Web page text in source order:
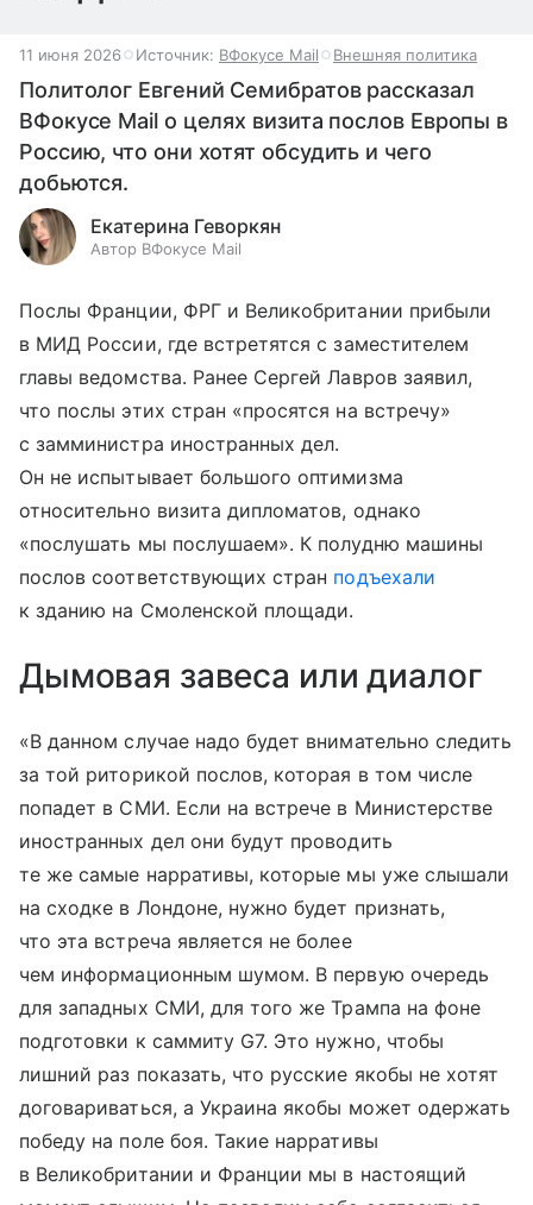
11 июня 2026 Источник: ВФокусе Mail Внешняя политика
Политолог Евгений Семибратов рассказал
ВФокусе Mail о целях визита послов Европы в
Россию, что они хотят обсудить и чего
добьются.
Екатерина Геворкян
Автор ВФокусе Mail
Послы Франции, ФРГ и Великобритании прибыли
в МИД России, где встретятся с заместителем
главы ведомства. Ранее Сергей Лавров заявил,
что послы этих стран «просятся на встречу»
с замминистра иностранных дел.
Он не испытывает большого оптимизма
относительно визита дипломатов, однако
«послушать мы послушаем». К полудню машины
послов соответствующих стран подъехали
к зданию на Смоленской площади.
Дымовая завеса или диалог
«В данном случае надо будет внимательно следить
за той риторикой послов, которая в том числе
попадет в СМИ. Если на встрече в Министерстве
иностранных дел они будут проводить
те же самые нарративы, которые мы уже слышали
на сходке в Лондоне, нужно будет признать,
что эта встреча является не более
чем информационным шумом. В первую очередь
для западных СМИ, для того же Трампа на фоне
подготовки к саммиту G7. Это нужно, чтобы
лишний раз показать, что русские якобы не хотят
договариваться, а Украина якобы может одержать
победу на поле боя. Такие нарративы
в Великобритании и Франции мы в настоящий